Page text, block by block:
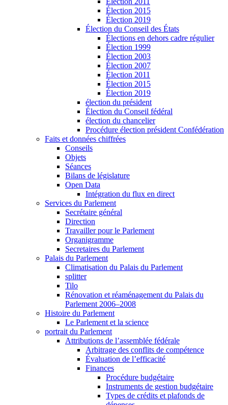
Élection 2015
Élection 2019
Élection du Conseil des États
Élections en dehors cadre régulier
Élection 1999
Élection 2003
Élection 2007
Élection 2011
Élection 2015
Élection 2019
élection du président
Élection du Conseil fédéral
élection du chancelier
Procédure élection président Confédération
Faits et données chiffrées
Conseils
Objets
Séances
Bilans de législature
Open Data
Intégration du flux en direct
Services du Parlement
Secrétaire général
Direction
Travailler pour le Parlement
Organigramme
Secretaires du Parlement
Palais du Parlement
Climatisation du Palais du Parlement
splitter
Tilo
Rénovation et réaménagement du Palais du
Parlement 2006–2008
Histoire du Parlement
Le Parlement et la science
portrait du Parlement
Attributions de l’assemblée fédérale
Arbitrage des conflits de compétence
Évaluation de l’efficacité
Finances
Procédure budgétaire
Instruments de gestion budgétaire
Types de crédits et plafonds de